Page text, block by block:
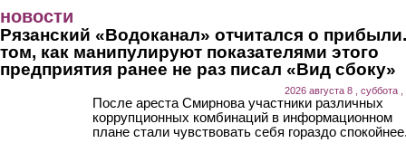
новости
Рязанский «Водоканал» отчитался о
том, как манипулируют показателями этого
предприятия ранее не раз писал «Вид сбоку»
2026 августа 8 , суббота ,
После ареста Смирнова участники различных
коррупционных комбинаций в информационном
плане стали чувствовать себя гораздо